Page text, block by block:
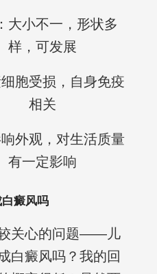
大小不一，形状多
样，可发展
胞受损，自身免疫
相关
外观，对生活质量
有一定影响
癜风吗
关心的问题——儿
白癜风吗？我的回